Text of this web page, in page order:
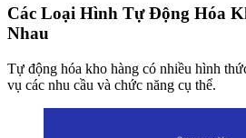
Các Loại Hình Tự Động Hóa
Nhau
Tự động hóa kho hàng có nhiều hình
vụ các nhu cầu và chức năng cụ thể.